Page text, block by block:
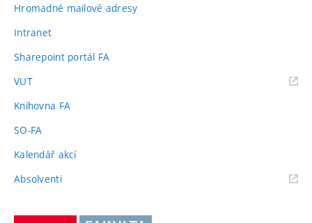
Hromadné mailové adresy
Intranet
Sharepoint portál FA
VUT(externí
Knihovna FA
SO-FA
Kalendář akcí
Absolventi(externí